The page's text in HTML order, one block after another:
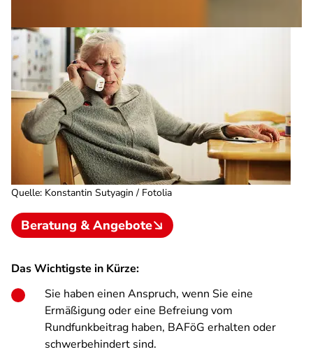
Quelle: Konstantin Sutyagin / Fotolia
Beratung & Angebote
Das Wichtigste in Kürze:
Sie haben einen Anspruch, wenn Sie eine
Ermäßigung oder eine Befreiung vom
Rundfunkbeitrag haben, BAFöG erhalten oder
schwerbehindert sind.